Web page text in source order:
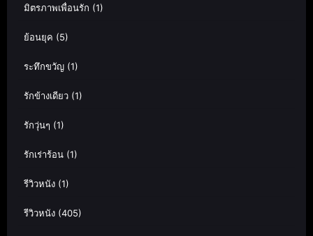
มิตรภาพเพื่อนรัก (1)
ย้อนยุค (5)
ระทึกขวัญ (1)
รักข้างเดียว (1)
รักวุ่นๆ (1)
รักเร่าร้อน (1)
รีวิวหนัง (1)
รีวิวหนัง (405)